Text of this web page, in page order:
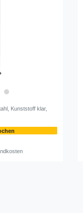
Kunststoff klar,